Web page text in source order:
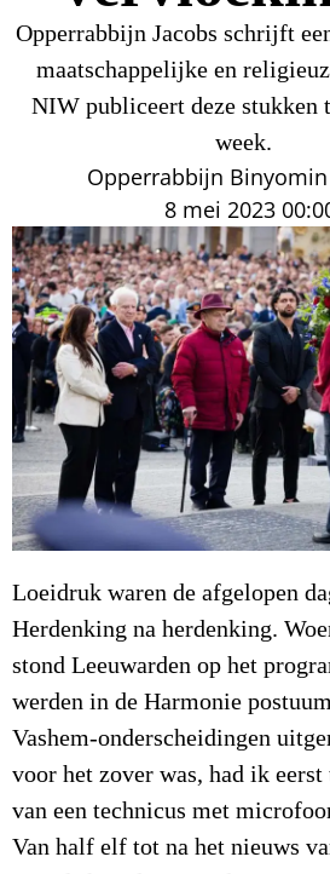
Opperrabbijn Jacobs schrijft
maatschappelijke en
NIW publiceert deze stukken
week.
Opperrabbijn Binyomin
8 mei 2023
Loeidruk waren de afgelopen
Herdenking na herdenking.
stond Leeuwarden op het
werden in de Harmonie
Vashem-onderscheidingen
voor het zover was, had ik eerst
van een technicus met
Van half elf tot na het nieuws